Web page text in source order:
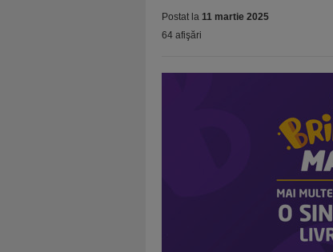
Postat la 11 martie 2025
64 afişări